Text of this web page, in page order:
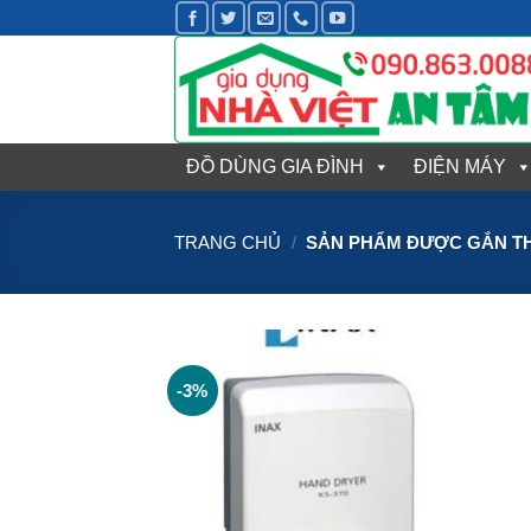
qua
ĐỒ DÙNG GIA ĐÌNH ĐIỆN MÁY
TRANG CHỦ / SẢN PHẨM ĐƯỢC GẮN
-3%